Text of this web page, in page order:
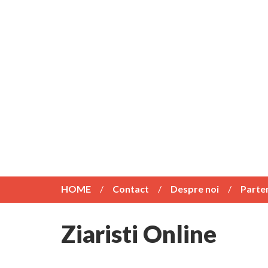
HOME Contact Despre noi
Ziaristi Online